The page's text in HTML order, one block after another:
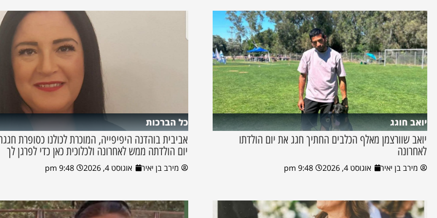
יואב חוגג
יואב שוורצמן מאלף הכלבים החתיך חגג את יום הולדתו
לאחרונה
מירב בן יאיר אוגוסט 4, 2026 9:48 pm
כל הברכות
אביבית בוהדנה היפיפייה, המוכרת לכולנו כסופרת
יום הולדתה ממש לאחרונה ולכלוכית כאן כדי לפרגן לך
מירב בן יאיר אוגוסט 4, 2026 9:48 pm